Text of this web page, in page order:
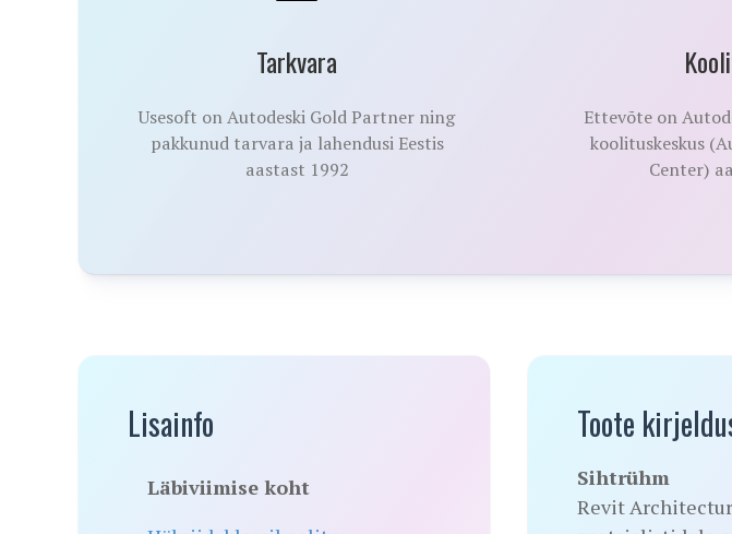
Tarkvara
Usesoft on Autodeski Gold Partner ning
pakkunud tarvara ja lahendusi Eestis
aastast 1992
Ettevõte on
koolituskeskus
Center)
Lisainfo
Läbiviimise koht
Toote
Sihtrühm
Revit